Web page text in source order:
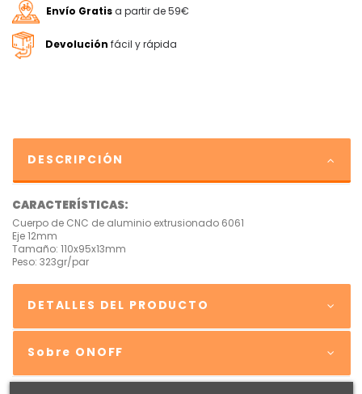
Envío Gratisa partir de 59€
Devolución fácil y rápida
DESCRIPCIÓN
CARACTERÍSTICAS:
Cuerpo de CNC de aluminio extrusionado 6061
Eje 12mm
Tamaño: 110x95x13mm
Peso: 323gr/par
DETALLES DEL PRODUCTO
Sobre ONOFF